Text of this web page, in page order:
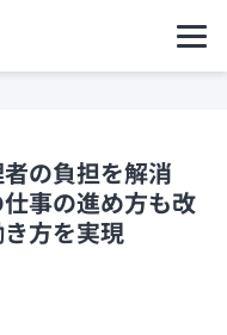
導入イメージ
サポート・管
ートナー一覧
理者様）
の負担を解消
事の進め方も改
方を実現